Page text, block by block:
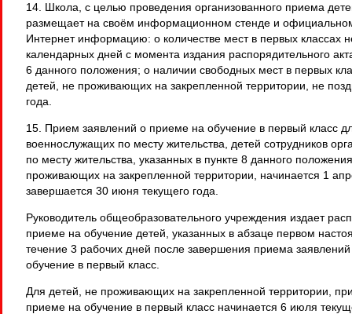
14. Школа, с целью проведения организованного приема
размещает на своём информационном стенде и
Интернет информацию: о количестве мест в первых классах
календарных дней с момента издания распорядительного
6 данного положения; о наличии свободных мест в первых
детей, не проживающих на закрепленной территории, не
года.
15. Прием заявлений о приеме на обучение в первый класс
военнослужащих по месту жительства, детей сотрудников
по месту жительства, указанных в пункте 8 данного
проживающих на закрепленной территории, начинается 1
завершается 30 июня текущего года.
Руководитель общеобразовательного учреждения издает
приеме на обучение детей, указанных в абзаце первом
течение 3 рабочих дней после завершения приема
обучение в первый класс.
Для детей, не проживающих на закрепленной территории,
приеме на обучение в первый класс начинается 6 июля